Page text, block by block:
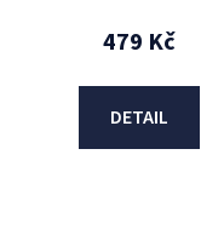
479 Kč
DETAIL